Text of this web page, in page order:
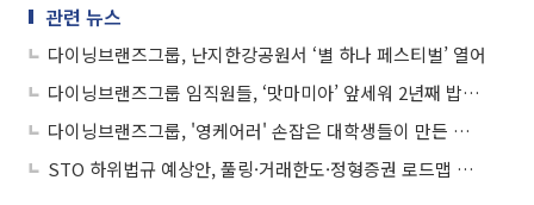
관련 뉴스
다이닝브랜즈그룹, 난지한강공원서 ‘별 하나 페스티벌’ 열어
다이닝브랜즈그룹 임직원들, ‘맛마미아’ 앞세워 2년째 밥퍼 봉사
다이닝브랜즈그룹, '영케어러' 손잡은 대학생들이 만든 일상의 기적
STO 하위법규 예상안, 풀링·거래한도·정형증권 로드맵 제시